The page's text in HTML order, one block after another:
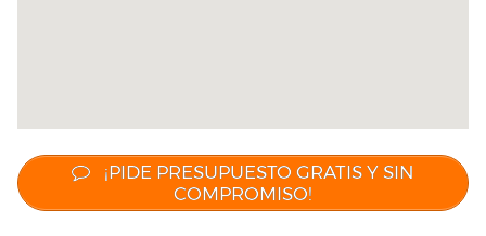
¡PIDE PRESUPUESTO GRATIS Y SIN
COMPROMISO!